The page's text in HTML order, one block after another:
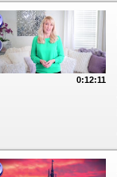
0:12:11